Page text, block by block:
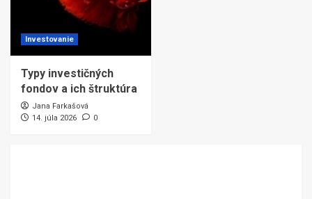
Investovanie
Typy investičných
fondov a ich štruktúra
Jana Farkašová
14. júla 2026
0